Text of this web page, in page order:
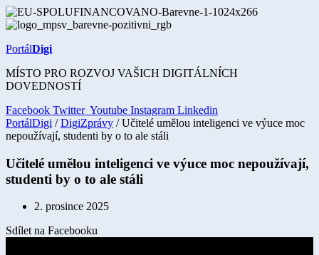
Přejít
k
PortálDigi
MÍSTO PRO ROZVOJ VAŠICH DIGITÁLNÍCH
DOVEDNOSTÍ
Facebook Twitter Youtube Instagram Linkedin
PortálDigi /DigiZprávy / Učitelé umělou inteligenci ve výuce moc
nepoužívají, studenti by o to ale stáli
Učitelé umělou inteligenci ve výuce moc nepoužívají,
studenti by o to ale stáli
2. prosince 2025
Sdílet na Facebooku